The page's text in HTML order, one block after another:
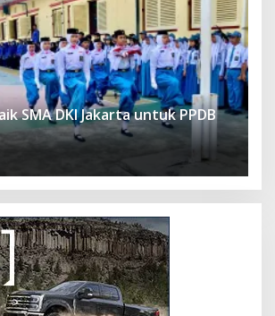
SMA DKI Jakarta untuk PPDB